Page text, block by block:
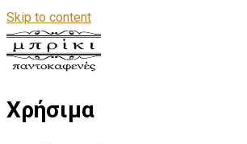
Skip to content
Χρήσιμα